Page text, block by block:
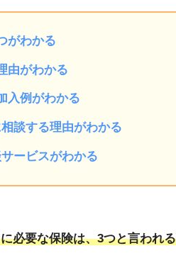
がわかる
由がわかる
入例がわかる
談する理由がわかる
ービスがわかる
必要な保険は、3つと言われ